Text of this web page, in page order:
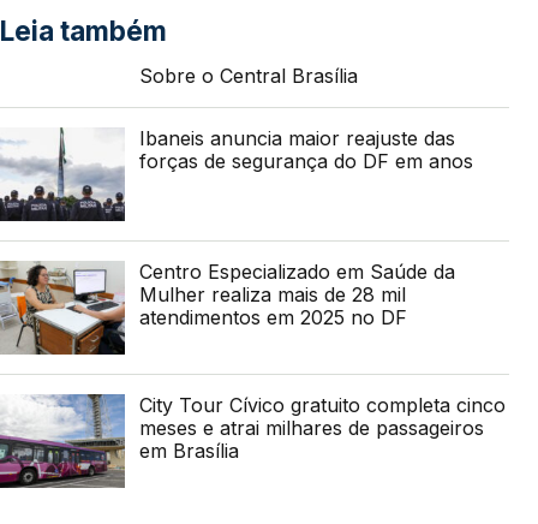
Leia também
Sobre o Central Brasília
Ibaneis anuncia maior reajuste das
forças de segurança do DF em anos
Centro Especializado em Saúde da
Mulher realiza mais de 28 mil
atendimentos em 2025 no DF
City Tour Cívico gratuito completa cinco
meses e atrai milhares de passageiros
em Brasília